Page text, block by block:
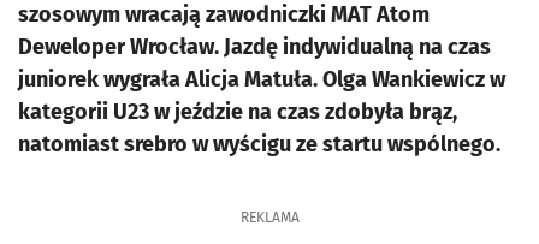
szosowym wracają zawodniczki MAT Atom
Deweloper Wrocław. Jazdę indywidualną na czas
juniorek wygrała Alicja Matuła. Olga Wankiewicz w
kategorii U23 w jeździe na czas zdobyła brąz,
natomiast srebro w wyścigu ze startu wspólnego.
REKLAMA